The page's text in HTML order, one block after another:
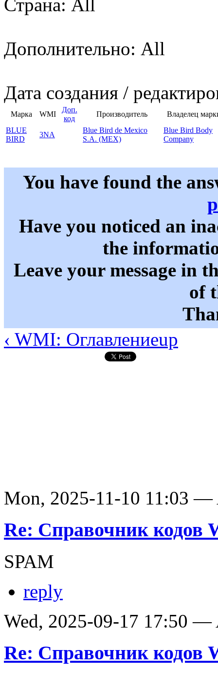
Страна: All
Дополнительно: All
Дата создания /
Марка WMI
Доп.
код
Производитель
Владелец
BLUE
BIRD
3NA
Blue Bird de Mexico
S.A. (MEX)
Blue Bird Body
Company
You have found the
Have you noticed an
the
Leave your message in
of
‹ WMI: Оглавлениеup
Mon, 2025-11-10 11:03 —
Re: Справочник кодов
SPAM
reply
Wed, 2025-09-17 17:50 —
Re: Справочник кодов